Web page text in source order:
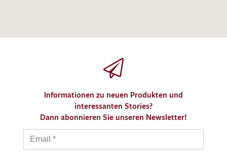
Informationen zu neuen Produkten und
interessanten Stories?
Dann abonnieren Sie unseren Newsletter!